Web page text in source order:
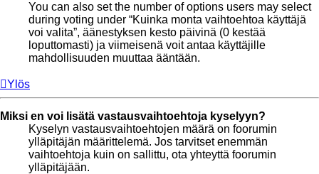
You can also set the number of options users may select
during voting under “Kuinka monta vaihtoehtoa käyttäjä
voi valita”, äänestyksen kesto päivinä (0 kestää
loputtomasti) ja viimeisenä voit antaa käyttäjille
mahdollisuuden muuttaa ääntään.
Ylös
Miksi en voi lisätä vastausvaihtoehtoja kyselyyn?
Kyselyn vastausvaihtoehtojen määrä on foorumin
ylläpitäjän määrittelemä. Jos tarvitset enemmän
vaihtoehtoja kuin on sallittu, ota yhteyttä foorumin
ylläpitäjään.